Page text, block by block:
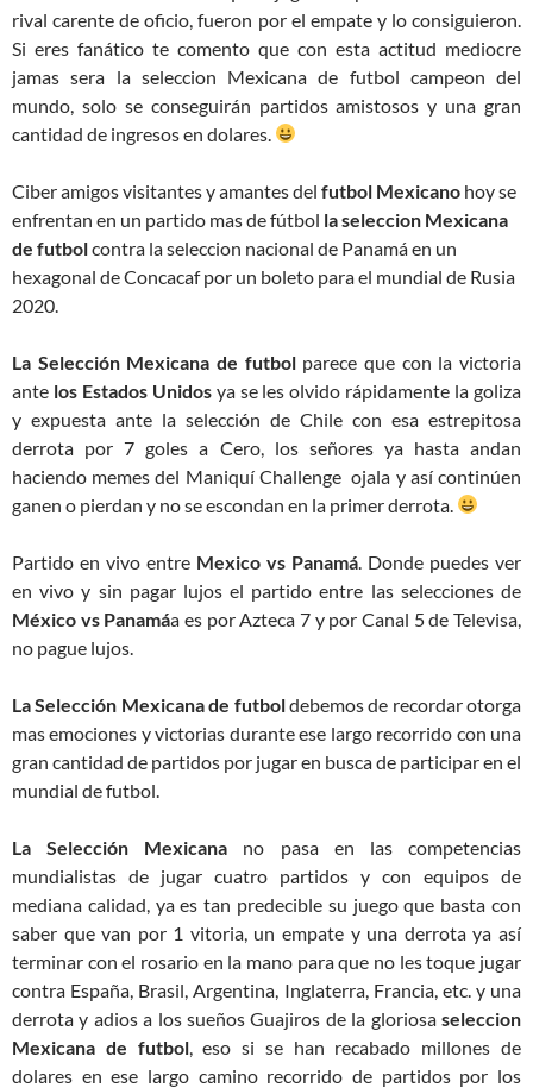
rival carente de oficio, fueron por el empate y lo consiguieron.
Si eres fanático te comento que con esta actitud mediocre
jamas sera la seleccion Mexicana de futbol campeon del
mundo, solo se conseguirán partidos amistosos y una gran
cantidad de ingresos en dolares.
Ciber amigos visitantes y amantes del futbol Mexicano hoy se
enfrentan en un partido mas de fútbol la seleccion Mexicana
de futbolcontra la seleccion nacional de Panamá en un
hexagonal de Concacaf por un boleto para el mundial de Rusia
2020.
La Selección Mexicana de futbolparece que con la victoria
ante los Estados Unidosya se les olvido rápidamente la goliza
y expuesta ante la selección de Chile con esa estrepitosa
derrota por 7 goles a Cero, los señores ya hasta andan
haciendo memes del Maniquí Challenge ojala y así continúen
ganen o pierdan y no se escondan en la primer derrota.
Partido en vivo entre Mexico vs Panamá . Donde puedes ver
en vivo y sin pagar lujos el partido entre las selecciones de
México vs Panamáa es por Azteca 7 y por Canal 5 de Televisa,
no pague lujos.
La Selección Mexicana de futboldebemos de recordar otorga
mas emociones y victorias durante ese largo recorrido con una
gran cantidad de partidos por jugar en busca de participar en el
mundial de futbol.
La Selección Mexicana no pasa en las competencias
mundialistas de jugar cuatro partidos y con equipos de
mediana calidad, ya es tan predecible su juego que basta con
saber que van por 1 vitoria, un empate y una derrota ya así
terminar con el rosario en la mano para que no les toque jugar
contra España, Brasil, Argentina, Inglaterra, Francia, etc. y una
derrota y adios a los sueños Guajiros de la gloriosa seleccion
Mexicana de futbol, eso si se han recabado millones de
dolares en ese largo camino recorrido de partidos por los